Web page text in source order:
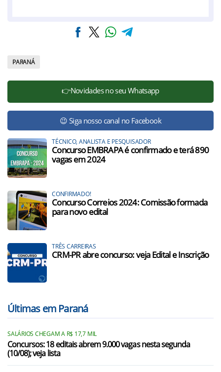
PARANÁ
👉Novidades no seu Whatsapp
😉 Siga nosso canal no Facebook
TÉCNICO, ANALISTA E PESQUISADOR
Concurso EMBRAPA é confirmado e terá 890
vagas em 2024
CONFIRMADO!
Concurso Correios 2024: Comissão formada
para novo edital
TRÊS CARREIRAS
CRM-PR abre concurso: veja Edital e Inscrição
Últimas em Paraná
SALÁRIOS CHEGAM A R$ 17,7 MIL
Concursos: 18 editais abrem 9.000 vagas nesta segunda
(10/08); veja lista